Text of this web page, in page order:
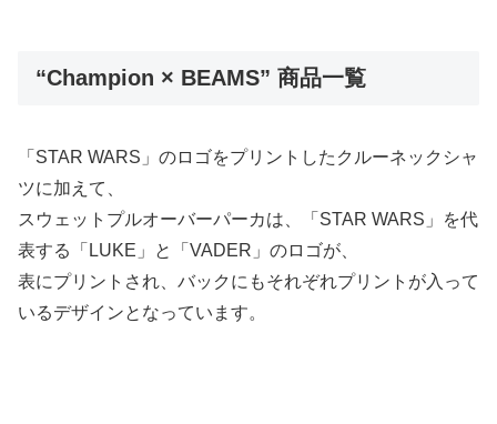
“Champion × BEAMS” 商品一覧
「STAR WARS」のロゴをプリントしたクルーネックシャ
ツに加えて、
スウェットプルオーバーパーカは、「STAR WARS」を代
表する「LUKE」と「VADER」のロゴが、
表にプリントされ、バックにもそれぞれプリントが入って
いるデザインとなっています。